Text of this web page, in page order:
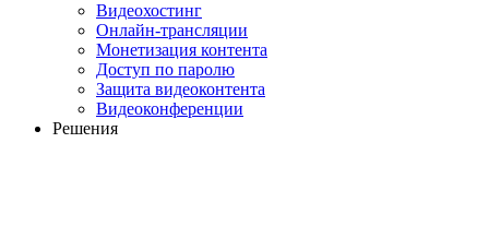
Видеохостинг
Онлайн-трансляции
Монетизация контента
Доступ по паролю
Защита видеоконтента
Видеоконференции
Решения